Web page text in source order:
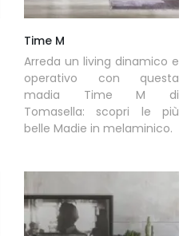
Time M
Arreda un living dinamico e
operativo con questa
madia Time M di
Tomasella: scopri le più
belle Madie in melaminico.